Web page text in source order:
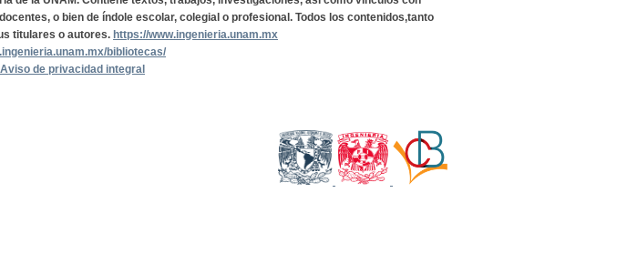
o bien de índole escolar, colegial o profesional. Todos los contenidos,tanto
titulares o autores. https://www.ingenieria.unam.mx
bibliotecas/
Aviso de privacidad integral